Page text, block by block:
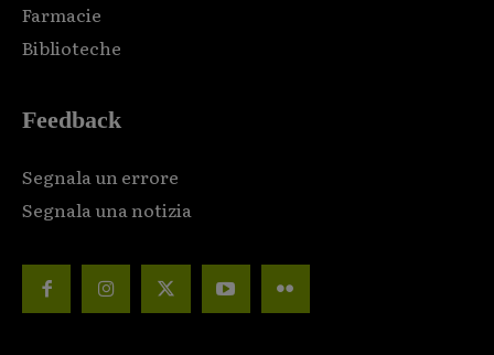
Farmacie
Biblioteche
Feedback
Segnala un errore
Segnala una notizia